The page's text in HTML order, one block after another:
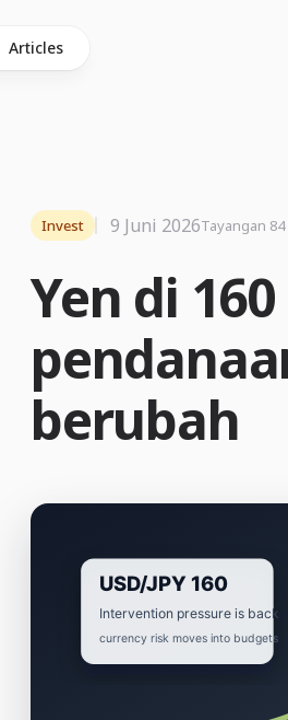
Articles
Yen di
berubah
Invest 9 Juni 2026Tayangan 84